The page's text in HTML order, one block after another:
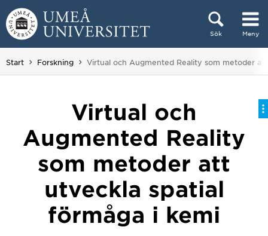
Hoppa direkt till innehållet
Sök Meny
Huvudmenyn dold.
Start Forskning Du är här:
Virtual och Augmented Reality som metoder
Virtual och
Augmented Reality
som metoder att
utveckla spatial
förmåga i kemi